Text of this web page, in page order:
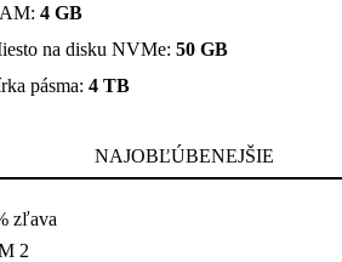
4 GB
na disku NVMe: 50 GB
pásma: 4 TB
NAJOBĽÚBENEJŠIE
zľava
2